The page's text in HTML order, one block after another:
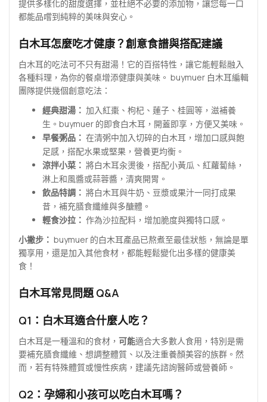
提供多樣化的甜度選擇，並杜絕不必要的添加物，讓您每一口
都能品嚐到純粹的美味與安心。
白木耳怎麼吃才健康？創意食譜與搭配建議
白木耳的吃法可不只有甜湯！它的百搭特性，讓它能輕鬆融入
各種料理，為你的餐桌增添健康與美味。 buymuer 白木耳編輯
團隊提供幾個創意吃法：
經典甜湯： 加入紅棗、枸杞、蓮子、桂圓等，滋補養
生。buymuer 的即食白木耳，開蓋即享，方便又美味。
早餐粥品： 在清粥中加入切碎的白木耳，增加口感與飽
足感，搭配水果或堅果，營養更均衡。
涼拌小菜： 將白木耳汆燙後，搭配小黃瓜、紅蘿蔔絲，
淋上和風醬或蒜蓉醬，清爽開胃。
飲品特調： 將白木耳與牛奶、豆漿或果汁一同打成果
昔，補充膳食纖維與多醣體。
輕食沙拉： 作為沙拉配料，增加脆度與獨特口感。
小撇步： buymuer 的白木耳產品已熬煮至最佳狀態，無論是單
獨享用，還是加入其他食材，都能輕鬆變化出多樣的健康美
食！
白木耳常見問題 Q&A
Q1：白木耳適合什麼人吃？
白木耳是一種溫和的食材， 可能適合大多數人食用，特別是需
要補充膳食纖維、想調整體質、以及注重養顏美容的族群。然
而，若有特殊體質或慢性疾病，建議先諮詢醫師或營養師。
Q2：孕婦和小孩可以吃白木耳嗎？